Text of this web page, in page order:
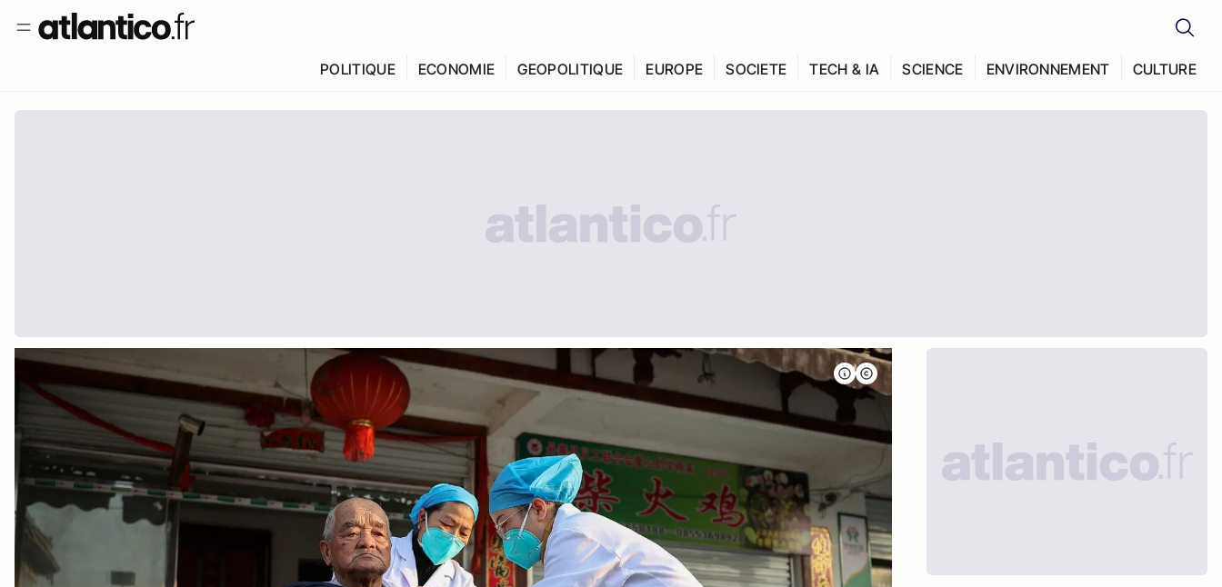
POLITIQUE ECONOMIE GEOPOLITIQUE EUROPE SOCIETE TECH & IA SCIENCE ENVIRONNEMENT CULTURE